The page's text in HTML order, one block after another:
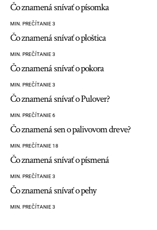
Čo znamená snívať o písomka
MIN. PREČÍTANIE 3
Čo znamená snívať o ploštica
MIN. PREČÍTANIE 3
Čo znamená snívať o pokora
MIN. PREČÍTANIE 3
Čo znamená snívať o Pulover?
MIN. PREČÍTANIE 6
Čo znamená sen o palivovom dreve?
MIN. PREČÍTANIE 18
Čo znamená snívať o písmená
MIN. PREČÍTANIE 3
Čo znamená snívať o pehy
MIN. PREČÍTANIE 3